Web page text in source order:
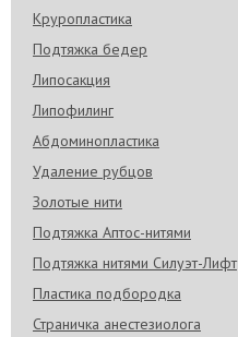
Круропластика
Подтяжка бедер
Липосакция
Липофилинг
Абдоминопластика
Удаление рубцов
Золотые нити
Подтяжка Аптос-нитями
Подтяжка нитями Силуэт-Лифт
Пластика подбородка
Страничка анестезиолога